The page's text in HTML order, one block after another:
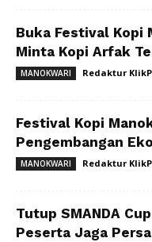
Buka Festival Kopi
Minta Kopi Arfak
MANOKWARI Redaktur
Festival Kopi
Pengembangan
MANOKWARI Redaktur
Tutup SMANDA
Peserta Jaga